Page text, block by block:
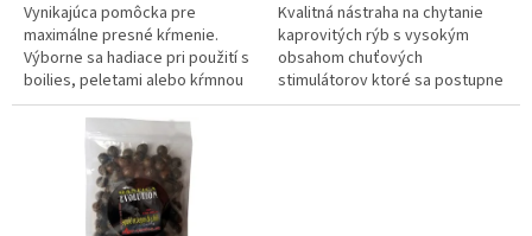
Vynikajúca pomôcka pre
maximálne presné kŕmenie.
Výborne sa hadiace pri použití s
boilies, peletami alebo kŕmnou
zmesou.
Kvalitná nástraha na chytanie
kaprovitých rýb s vysokým
obsahom chuťových
stimulátorov ktoré sa postupne
uvoľňujú. Rohlíkové boilies